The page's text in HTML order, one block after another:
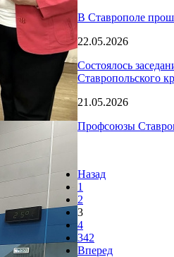
В Ставрополе
22.05.2026
Состоялось
Ставропольского
21.05.2026
Профсоюзы
Назад
1
2
3
4
342
Вперед